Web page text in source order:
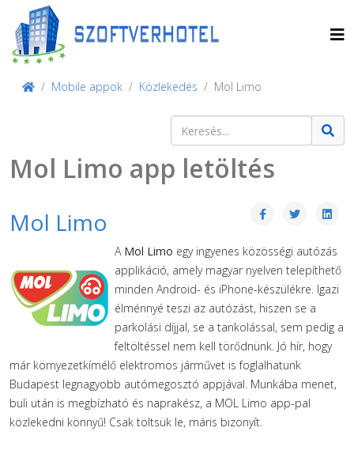
Mobile appok Közlekedés Mol Limo
Keresés
Mol Limo app letöltés
Mol Limo
A Mol Limo egy ingyenes közösségi autózás
applikáció, amely magyar nyelven telepíthető
minden Android- és iPhone-készülékre. Igazi
élménnyé teszi az autózást, hiszen se a
parkolási díjjal, se a tankolással, sem pedig a
feltöltéssel nem kell törődnünk. Jó hír, hogy
már környezetkímélő elektromos járművet is foglalhatunk
Budapest legnagyobb autómegosztó appjával. Munkába menet,
buli után is megbízható és naprakész, a MOL Limo app-pal
közlekedni könnyű! Csak töltsük le, máris bizonyít.